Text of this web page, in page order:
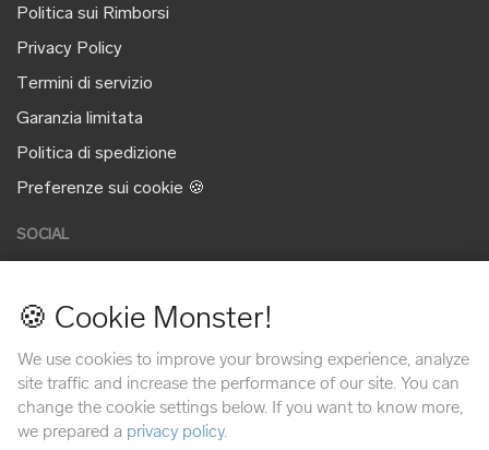
🍪 Cookie Monster!
We use cookies to improve your browsing experience, analyze
site traffic and increase the performance of our site. You can
change the cookie settings below. If you want to know more,
we prepared a privacy policy.
Politica sui Rimborsi
Privacy Policy
Termini di servizio
Garanzia limitata
Politica di spedizione
Preferenze sui cookie 🍪
SOCIAL